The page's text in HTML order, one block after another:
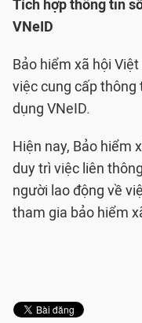
Tích hợp thông tin
VNeID
Bảo hiểm xã hội
việc cung cấp thông
dụng VNeID.
Hiện nay, Bảo hiểm
duy trì việc liên
người lao động về
tham gia bảo hiểm